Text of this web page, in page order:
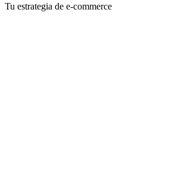
Tu estrategia de e-commerce